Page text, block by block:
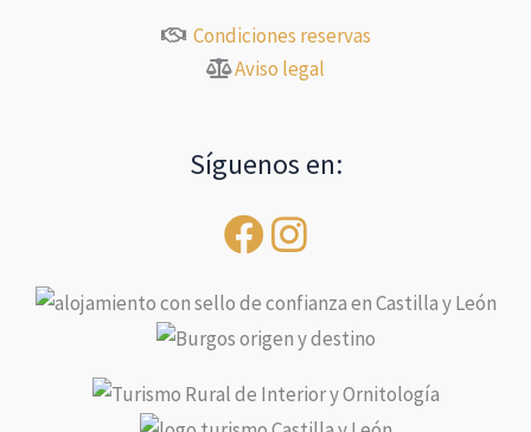
Condiciones reservas
Aviso legal
Síguenos en: